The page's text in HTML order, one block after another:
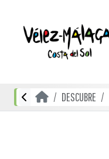
DESCUBRE